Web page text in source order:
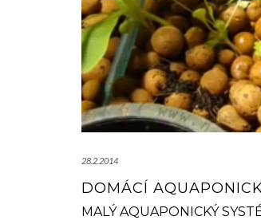
28.2.2014
DOMÁCÍ
MALÝ AQUAPONICKÝ